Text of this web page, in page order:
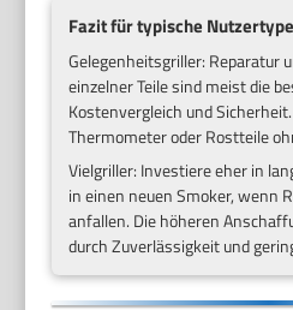
Fazit für typische
Gelegenheitsgriller: Reparatur
einzelner Teile sind meist die
Kostenvergleich und
Thermometer oder Rostteile
Vielgriller: Investiere eher in
in einen neuen Smoker, wenn
anfallen. Die höheren
durch Zuverlässigkeit und